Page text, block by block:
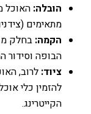
הובלה: האוכל
מתאימים
הקמה: בחלק
הבופה וסידור
ציוד: לרוב,
להזמין כלי
הקייטרינג.